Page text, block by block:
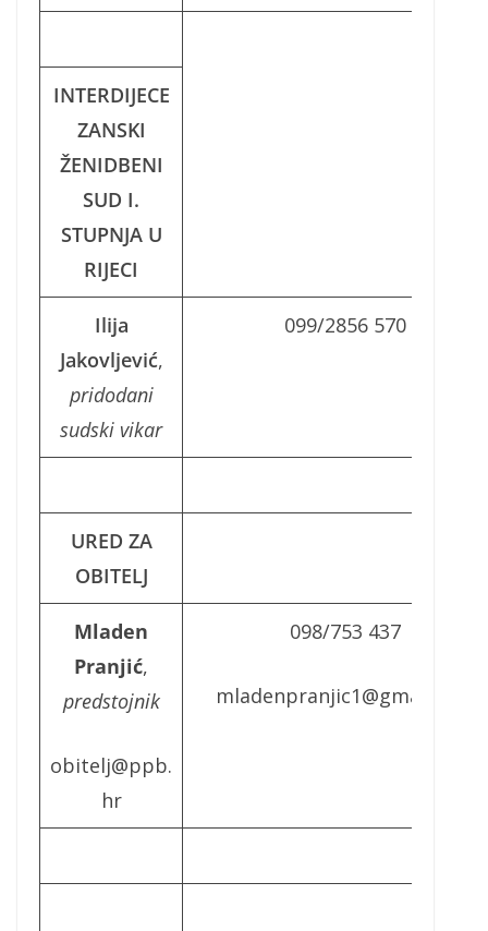
INTERDIJECE
ZANSKI
ŽENIDBENI
SUD I.
STUPNJA U
RIJECI
Ilija
Jakovljević,
pridodani
sudski vikar
099/2856 570
URED ZA
OBITELJ
Mladen
Pranjić,
predstojnik
obitelj@ppb.
hr
098/753 437
mladenpranjic1@gmail.com